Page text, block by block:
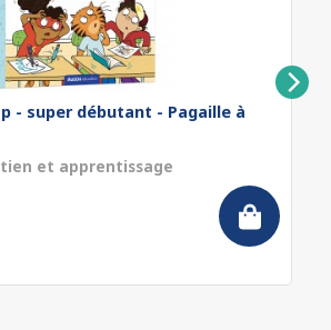
- super débutant - Pagaille à
et apprentissage